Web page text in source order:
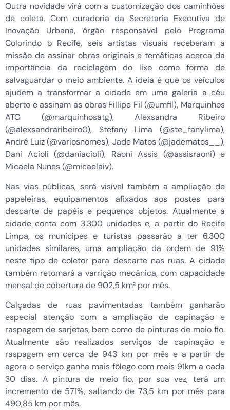
Outra novidade virá com a customização dos caminhões
de coleta. Com curadoria da Secretaria Executiva de
Inovação Urbana, órgão responsável pelo Programa
Colorindo o Recife, seis artistas visuais receberam a
missão de assinar obras originais e temáticas acerca da
importância da reciclagem do lixo como forma de
salvaguardar o meio ambiente. A ideia é que os veículos
ajudem a transformar a cidade em uma galeria a céu
aberto e assinam as obras Fillipe Fil (@umfil), Marquinhos
ATG (@marquinhosatg), Alexsandra Ribeiro
(@alexsandraribeiro0), Stefany Lima (@ste_fanylima),
André Luiz (@variosnomes), Jade Matos (@jadematos__),
Dani Acioli (@daniacioli), Raoni Assis (@assisraoni) e
Micaela Nunes (@micaelaiv).
Nas vias públicas, será visível também a ampliação de
papeleiras, equipamentos afixados aos postes para
descarte de papéis e pequenos objetos. Atualmente a
cidade conta com 3.300 unidades e, a partir do Recife
Limpa, os munícipes e turistas passarão a ter 6.300
unidades similares, uma ampliação da ordem de 91%
neste tipo de coletor para descarte nas ruas. A cidade
também retomará a varrição mecânica, com capacidade
mensal de cobertura de 902,5 km² por mês.
Calçadas de ruas pavimentadas também ganharão
especial atenção com a ampliação de capinação e
raspagem de sarjetas, bem como de pinturas de meio fio.
Atualmente são realizados serviços de capinação e
raspagem em cerca de 943 km por mês e a partir de
agora o serviço ganha mais fôlego com mais 91km a cada
30 dias. A pintura de meio fio, por sua vez, terá um
incremento de 571%, saltando de 73,5 km por mês para
490,85 km por mês.